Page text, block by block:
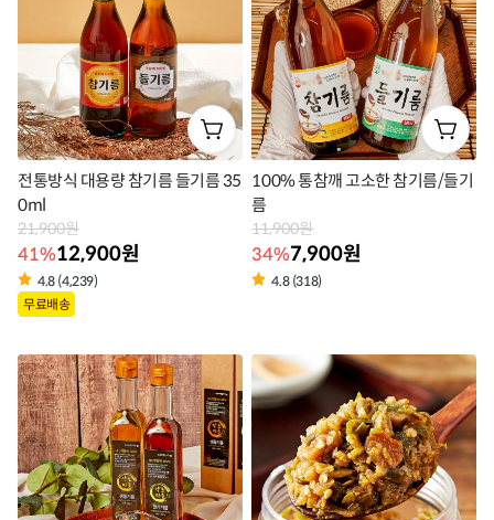
전통방식 대용량 참기름 들기름 35
0ml
21,900원
41%12,900원
4.8 (4,239)
상
라
벨
무료배송
100% 통참깨 고소한 참기름/들기
름
11,900원
34%7,900원
4.8 (318)
라
벨